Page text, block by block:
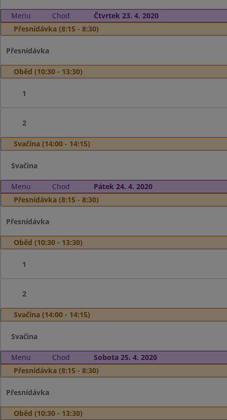
Menu Chod
Čtvrtek 23. 4. 2020
Přesnídávka (8:15 - 8:30)
Přesnídávka
Oběd (10:30 - 13:30)
1
2
Svačina (14:00 - 14:15)
Svačina
Menu Chod
Pátek 24. 4. 2020
Přesnídávka (8:15 - 8:30)
Přesnídávka
Oběd (10:30 - 13:30)
1
2
Svačina (14:00 - 14:15)
Svačina
Menu Chod
Sobota 25. 4. 2020
Přesnídávka (8:15 - 8:30)
Přesnídávka
Oběd (10:30 - 13:30)